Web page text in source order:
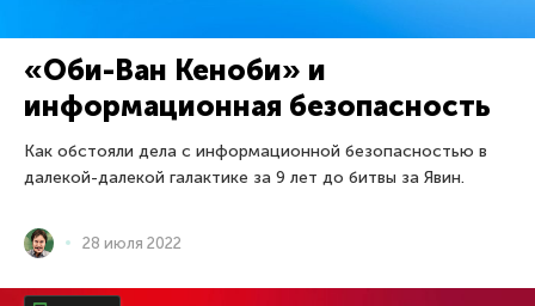
«Оби-Ван Кеноби» и
информационная безопасность
Как обстояли дела с информационной безопасностью в
далекой-далекой галактике за 9 лет до битвы за Явин.
28 июля 2022